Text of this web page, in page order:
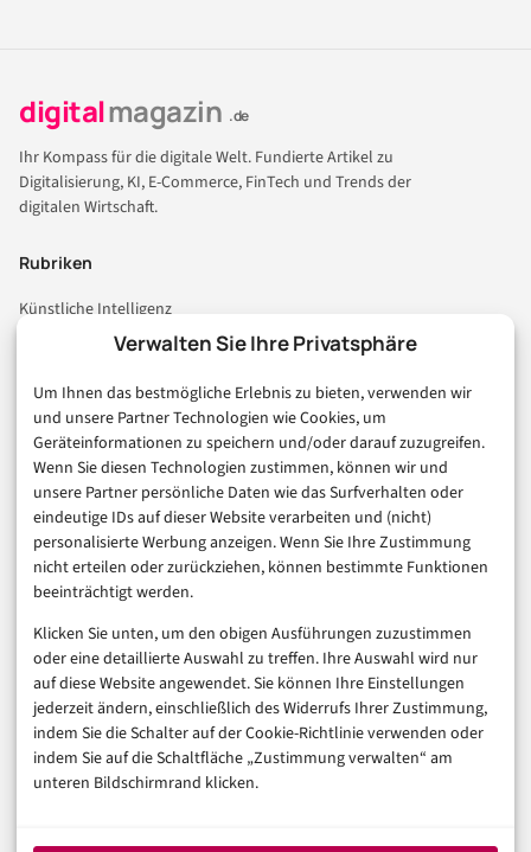
Verwalten Sie Ihre Privatsphäre
Um Ihnen das bestmögliche Erlebnis zu bieten, verwenden wir
und unsere Partner Technologien wie Cookies, um
Geräteinformationen zu speichern und/oder darauf zuzugreifen.
Wenn Sie diesen Technologien zustimmen, können wir und
unsere Partner persönliche Daten wie das Surfverhalten oder
eindeutige IDs auf dieser Website verarbeiten und (nicht)
personalisierte Werbung anzeigen. Wenn Sie Ihre Zustimmung
nicht erteilen oder zurückziehen, können bestimmte Funktionen
beeinträchtigt werden.
Klicken Sie unten, um den obigen Ausführungen zuzustimmen
oder eine detaillierte Auswahl zu treffen. Ihre Auswahl wird nur
auf diese Website angewendet. Sie können Ihre Einstellungen
jederzeit ändern, einschließlich des Widerrufs Ihrer Zustimmung,
indem Sie die Schalter auf der Cookie-Richtlinie verwenden oder
indem Sie auf die Schaltfläche „Zustimmung verwalten“ am
unteren Bildschirmrand klicken.
digitalmagazin .de
Ihr Kompass für die digitale Welt. Fundierte Artikel zu
Digitalisierung, KI, E-Commerce, FinTech und Trends der
digitalen Wirtschaft.
Rubriken
Künstliche Intelligenz
Technologie & IT
Consumer & Digital Life
Marketing
Finanzen & FinTech
Business & Karriere
Sicherheit & Recht
Digitalisierung
Marketing
Magazin
Unsere Redaktion
Werbeformate & Media Kit
Rechtliches